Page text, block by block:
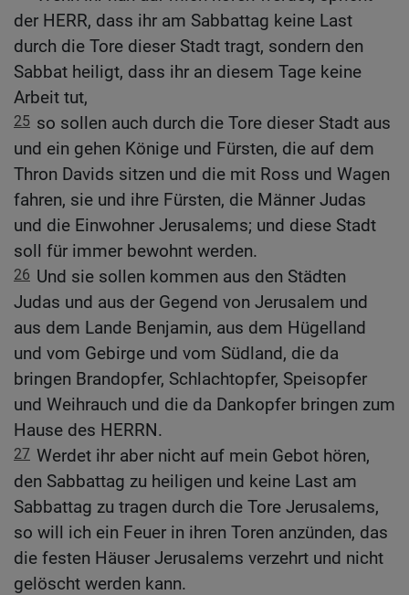
der HERR, dass ihr am Sabbattag keine Last
durch die Tore dieser Stadt tragt, sondern den
Sabbat heiligt, dass ihr an diesem Tage keine
Arbeit tut,
25 so sollen auch durch die Tore dieser Stadt aus
und ein gehen Könige und Fürsten, die auf dem
Thron Davids sitzen und die mit Ross und Wagen
fahren, sie und ihre Fürsten, die Männer Judas
und die Einwohner Jerusalems; und diese Stadt
soll für immer bewohnt werden.
26 Und sie sollen kommen aus den Städten
Judas und aus der Gegend von Jerusalem und
aus dem Lande Benjamin, aus dem Hügelland
und vom Gebirge und vom Südland, die da
bringen Brandopfer, Schlachtopfer, Speisopfer
und Weihrauch und die da Dankopfer bringen zum
Hause des HERRN.
27 Werdet ihr aber nicht auf mein Gebot hören,
den Sabbattag zu heiligen und keine Last am
Sabbattag zu tragen durch die Tore Jerusalems,
so will ich ein Feuer in ihren Toren anzünden, das
die festen Häuser Jerusalems verzehrt und nicht
gelöscht werden kann.